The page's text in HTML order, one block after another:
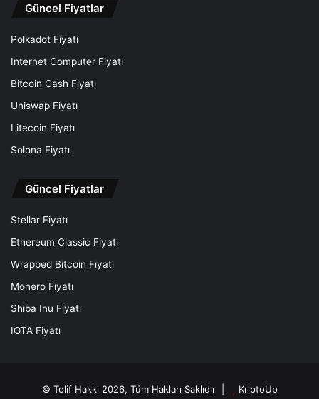
Güncel Fiyatlar
Polkadot Fiyatı
Internet Computer Fiyatı
Bitcoin Cash Fiyatı
Uniswap Fiyatı
Litecoin Fiyatı
Solona Fiyatı
Güncel Fiyatlar
Stellar Fiyatı
Ethereum Classic Fiyatı
Wrapped Bitcoin Fiyatı
Monero Fiyatı
Shiba Inu Fiyatı
IOTA Fiyatı
© Telif Hakkı 2026, Tüm Hakları Saklıdır |
KriptoUp